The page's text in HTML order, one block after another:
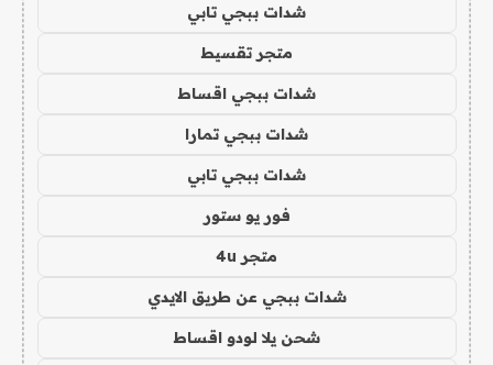
شدات ببجي تابي
متجر تقسيط
شدات ببجي اقساط
شدات ببجي تمارا
شدات ببجي تابي
فور يو ستور
متجر 4u
شدات ببجي عن طريق الايدي
شحن يلا لودو اقساط